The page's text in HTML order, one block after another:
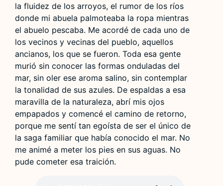
la fluidez de los arroyos, el rumor de los ríos
donde mi abuela palmoteaba la ropa mientras
el abuelo pescaba. Me acordé de cada uno de
los vecinos y vecinas del pueblo, aquellos
ancianos, los que se fueron. Toda esa gente
murió sin conocer las formas onduladas del
mar, sin oler ese aroma salino, sin contemplar
la tonalidad de sus azules. De espaldas a esa
maravilla de la naturaleza, abrí mis ojos
empapados y comencé el camino de retorno,
porque me sentí tan egoísta de ser el único de
la saga familiar que había conocido el mar. No
me animé a meter los pies en sus aguas. No
pude cometer esa traición.